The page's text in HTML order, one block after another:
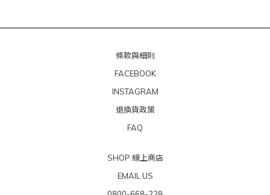
條款與細則
FACEBOOK
INSTAGRAM
退換貨政策
FAQ
SHOP 線上商店
EMAIL US